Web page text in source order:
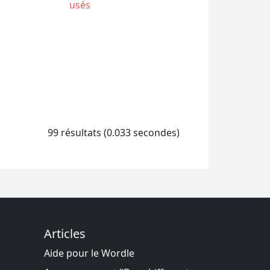
usés
99 résultats (0.033 secondes)
Articles
Aide pour le Wordle